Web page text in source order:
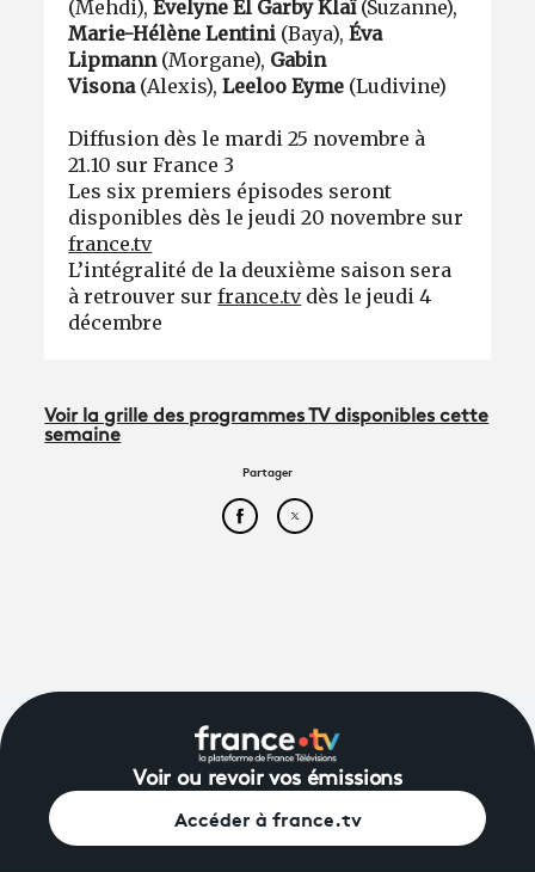
(Mehdi),Évelyne El Garby Klaï(Suzanne),
Marie-Hélène Lentini (Baya),Éva
Lipmann(Morgane), Gabin
Visona (Alexis),Leeloo Eyme (Ludivine)
Diffusion dès le mardi 25 novembre à
21.10 sur France 3
Les six premiers épisodes seront
disponibles dès le jeudi 20 novembre sur
france.tv
L’intégralité de la deuxième saison sera
à retrouver surfrance.tvdès le jeudi 4
décembre
Voir la grille des programmes TV disponibles cette
semaine
Partager
Partager cet article sur
Partager cet article sur
Voir ou revoir vos émissions
Accéder à france.tv